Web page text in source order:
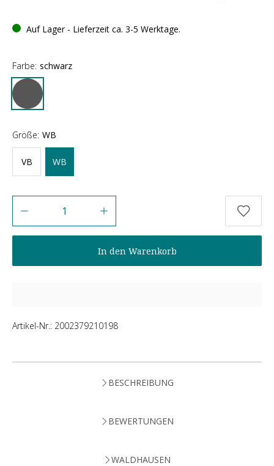
Auf Lager - Lieferzeit ca. 3-5 Werktage.
Farbe: schwarz
Größe: WB
VB WB
In den Warenkorb
Artikel-Nr.: 2002379210198
BESCHREIBUNG
BEWERTUNGEN
WALDHAUSEN